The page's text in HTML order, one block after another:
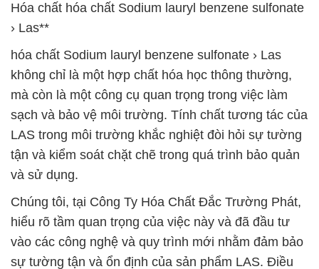
Hóa chất hóa chất Sodium lauryl benzene sulfonate
› Las**
hóa chất Sodium lauryl benzene sulfonate › Las
không chỉ là một hợp chất hóa học thông thường,
mà còn là một công cụ quan trọng trong việc làm
sạch và bảo vệ môi trường. Tính chất tương tác của
LAS trong môi trường khắc nghiệt đòi hỏi sự tường
tận và kiểm soát chặt chẽ trong quá trình bảo quản
và sử dụng.
Chúng tôi, tại Công Ty Hóa Chất Đắc Trường Phát,
hiểu rõ tầm quan trọng của việc này và đã đầu tư
vào các công nghệ và quy trình mới nhằm đảm bảo
sự tường tận và ổn định của sản phẩm LAS. Điều